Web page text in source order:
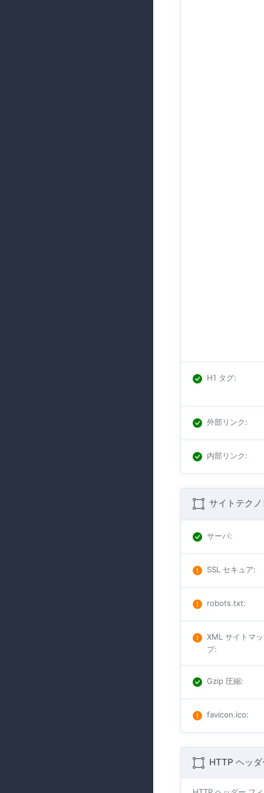
H1 タグ:
外部リンク:
内部リンク:
サイトテク
サーバ:
SSL セキュア:
robots.txt:
XML サイトマッ
プ:
Gzip 圧縮:
favicon.ico:
HTTP ヘッ